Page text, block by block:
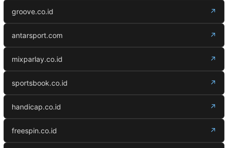
groove.co.id ↗
antarsport.com ↗
mixparlay.co.id ↗
sportsbook.co.id ↗
handicap.co.id ↗
freespin.co.id ↗